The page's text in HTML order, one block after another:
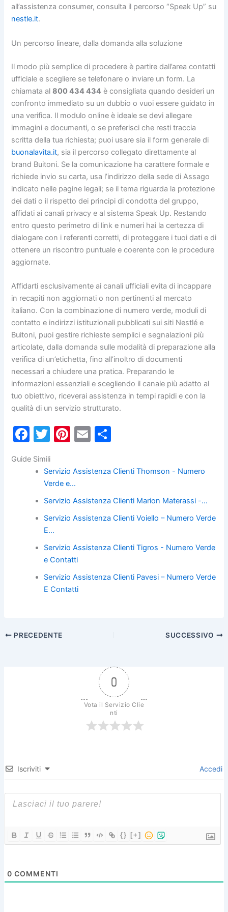
all’assistenza consumer, consulta il percorso “Speak Up” su
nestle.it.
Un percorso lineare, dalla domanda alla soluzione
Il modo più semplice di procedere è partire dall’area contatti
ufficiale e scegliere se telefonare o inviare un form. La
chiamata al800 434 434 è consigliata quando desideri un
confronto immediato su un dubbio o vuoi essere guidato in
una verifica. Il modulo online è ideale se devi allegare
immagini e documenti, o se preferisci che resti traccia
scritta della tua richiesta; puoi usare sia il form generale di
buonalavita.it, sia il percorso collegato direttamente al
brand Buitoni. Se la comunicazione ha carattere formale e
richiede invio su carta, usa l’indirizzo della sede di Assago
indicato nelle pagine legali; se il tema riguarda la protezione
dei dati o il rispetto dei principi di condotta del gruppo,
affidati ai canali privacy e al sistema Speak Up. Restando
entro questo perimetro di link e numeri hai la certezza di
dialogare con i referenti corretti, di proteggere i tuoi dati e di
ottenere un riscontro puntuale e coerente con le procedure
aggiornate.
Affidarti esclusivamente ai canali ufficiali evita di incappare
in recapiti non aggiornati o non pertinenti al mercato
italiano. Con la combinazione di numero verde, moduli di
contatto e indirizzi istituzionali pubblicati sui siti Nestlé e
Buitoni, puoi gestire richieste semplici e segnalazioni più
articolate, dalla domanda sulle modalità di preparazione alla
verifica di un’etichetta, fino all’inoltro di documenti
necessari a chiudere una pratica. Preparando le
informazioni essenziali e scegliendo il canale più adatto al
tuo obiettivo, riceverai assistenza in tempi rapidi e con la
qualità di un servizio strutturato.
F
c
b
o
k
T
itt
er
Pi
er
e
st
E
ai n
vi
di
Guide Simili
Servizio Assistenza Clienti Thomson - Numero
Verde e…
Servizio Assistenza Clienti Marion Materassi -…
Servizio Assistenza Clienti Voiello – Numero Verde
E…
Servizio Assistenza Clienti Tigros - Numero Verde
e Contatti
Servizio Assistenza Clienti Pavesi – Numero Verde
E Contatti
PRECEDENTE SUCCESSIVO
0
Vota il Servizio Clie
nti
Iscriviti Accedi
{} [+]
0 COMMENTI